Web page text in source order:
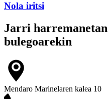
Nola iritsi
Jarri harremanetan
bulegoarekin
Mendaro Marinelaren kalea 10